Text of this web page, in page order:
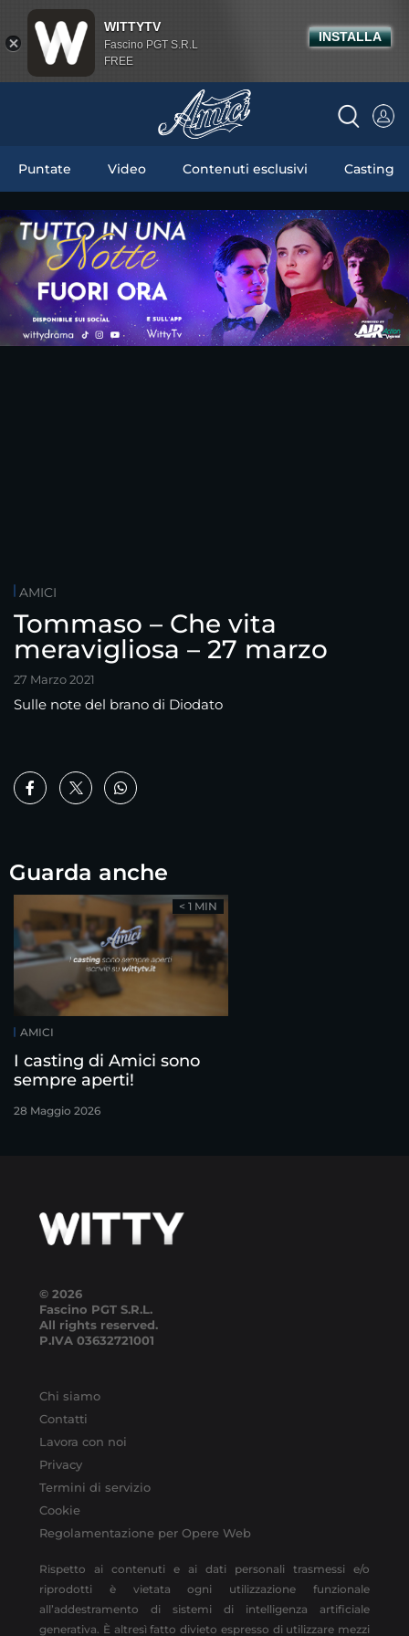
Puntate Video Contenuti esclusivi Casting
AMICI
Tommaso – Che vita
meravigliosa – 27 marzo
27 Marzo 2021
Sulle note del brano di Diodato
Guarda anche
AMICI
I casting di Amici sono
sempre aperti!
28 Maggio 2026
< 1 MIN
© 2026
Fascino PGT S.R.L.
All rights reserved.
P.IVA 03632721001
Chi siamo
Contatti
Lavora con noi
Privacy
Termini di servizio
Cookie
Regolamentazione per Opere Web
Rispetto ai contenuti e ai dati personali trasmessi e/o
riprodotti è vietata ogni utilizzazione funzionale
all’addestramento di sistemi di intelligenza artificiale
generativa. È altresì fatto divieto espresso di utilizzare mezzi
WITTYTV
Fascino PGT S.R.L
FREE
INSTALLA